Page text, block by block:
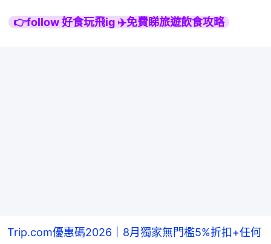
👉follow 好食玩飛ig ✈️免費睇旅遊飲食攻略
Trip.com優惠碼2026｜8月獨家無門檻5%折扣+任何